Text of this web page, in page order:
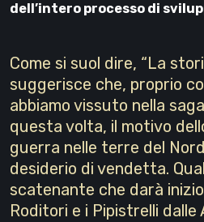
dell’intero processo di
Come si suol dire, “La
suggerisce che, proprio
abbiamo vissuto nella
questa volta, il motivo
guerra nelle terre del
desiderio di vendetta.
scatenante che darà
Roditori e i Pipistrelli dalle